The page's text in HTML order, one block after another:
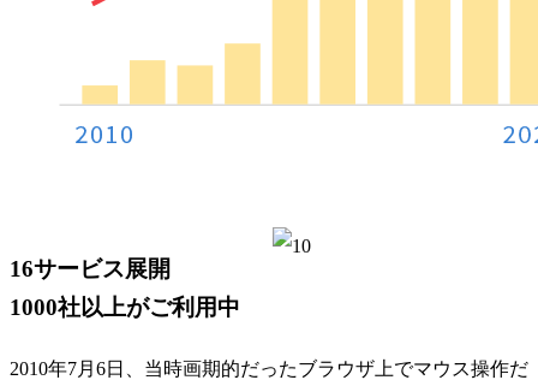
16サービス展開
1000社以上がご利用中
2010年7月6日、当時画期的だったブラウザ上でマウス操作だ